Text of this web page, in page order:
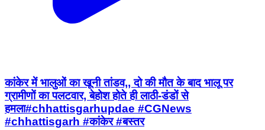
कांकेर में भालुओं का खूनी तांडव,, दो की मौत के बाद भालू पर
ग्रामीणों का पलटवार, बेहोश होते ही लाठी-डंडों से
हमला#chhattisgarhupdae #CGNews
#chhattisgarh #कांकेर #बस्तर